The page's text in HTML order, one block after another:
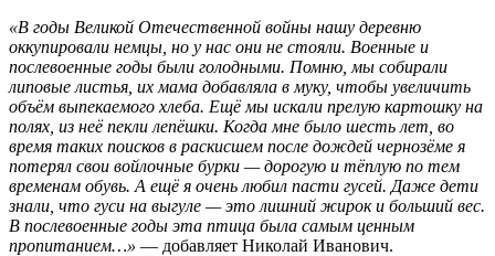
«В годы Великой Отечественной войны нашу деревню
оккупировали немцы, но у нас они не стояли. Военные и
послевоенные годы были голодными. Помню, мы собирали
липовые листья, их мама добавляла в муку, чтобы увеличить
объём выпекаемого хлеба. Ещё мы искали прелую картошку на
полях, из неё пекли лепёшки. Когда мне было шесть лет, во
время таких поисков в раскисшем после дождей чернозёме я
потерял свои войлочные бурки — дорогую и тёплую по тем
временам обувь. А ещё я очень любил пасти гусей. Даже дети
знали, что гуси на выгуле — это лишний жирок и больший вес.
В послевоенные годы эта птица была самым ценным
пропитанием…» — добавляет Николай Иванович.